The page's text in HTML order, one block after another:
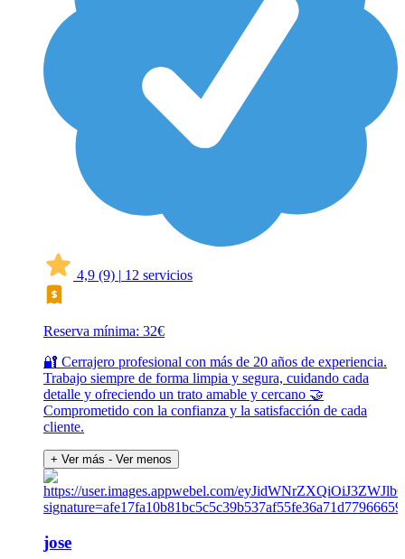
4,9 (9) | 12 servicios
Reserva mínima: 32€
🔐 Cerrajero profesional con más de 20 años de experiencia.
Trabajo siempre de forma limpia y segura, cuidando cada
detalle y ofreciendo un trato amable y cercano 🤝
Comprometido con la confianza y la satisfacción de cada
cliente.
+ Ver más - Ver menos
jose